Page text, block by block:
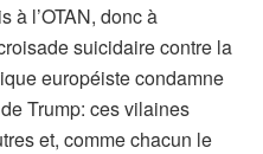
à l’OTAN, donc à
suicidaire contre la
européiste condamne
Trump: ces vilaines
et, comme chacun le